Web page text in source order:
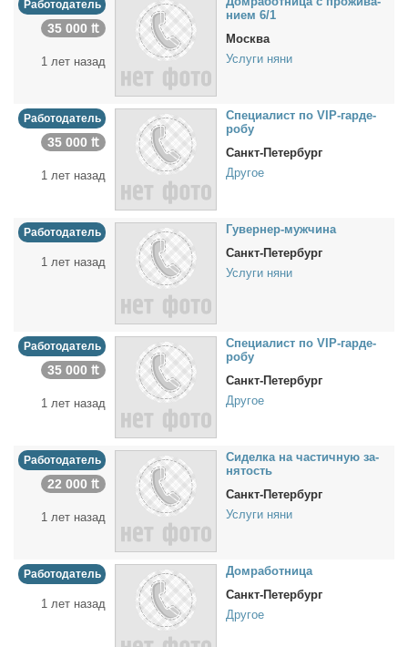
Работодатель
35 000 ₶
1 лет назад
ни­ем 6/1
Москва
Услуги няни
Работодатель
35 000 ₶
1 лет назад
Спе­ци­а­лист по VIP-гар­де­
робу
Санкт-Петербург
Другое
Работодатель
1 лет назад
Гу­вер­нер-муж­чи­на
Санкт-Петербург
Услуги няни
Работодатель
35 000 ₶
1 лет назад
Спе­ци­а­лист по VIP-гар­де­
робу
Санкт-Петербург
Другое
Работодатель
22 000 ₶
1 лет назад
Си­дел­ка на ча­стич­ную за­
ня­тость
Санкт-Петербург
Услуги няни
Работодатель
1 лет назад
Дом­ра­бот­ни­ца
Санкт-Петербург
Другое